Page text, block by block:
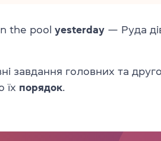
the pool yesterday — Руда
завдання головних та
їх порядок.